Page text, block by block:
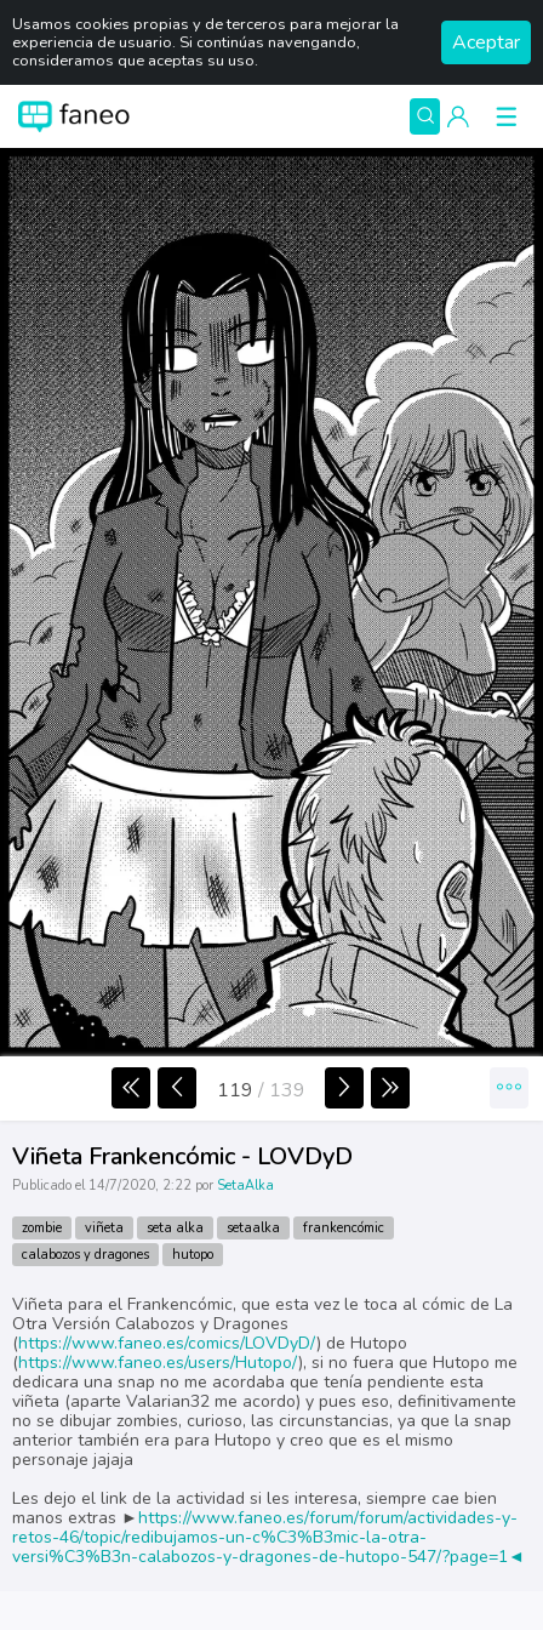
Usamos cookies propias y de terceros para mejorar la
experiencia de usuario. Si continúas navengando,
consideramos que aceptas su uso.
Aceptar
119 / 139
Viñeta Frankencómic - LOVDyD
Publicado el 14/7/2020, 2:22 por SetaAlka
zombie viñeta seta alka setaalka
frankencómic
calabozos y dragones
hutopo
Viñeta para el Frankencómic, que esta vez le toca al cómic de La
Otra Versión Calabozos y Dragones
(https://www.faneo.es/comics/LOVDyD/) de Hutopo
(https://www.faneo.es/users/Hutopo/), si no fuera que Hutopo me
dedicara una snap no me acordaba que tenía pendiente esta
viñeta (aparte Valarian32 me acordo) y pues eso, definitivamente
no se dibujar zombies, curioso, las circunstancias, ya que la snap
anterior también era para Hutopo y creo que es el mismo
personaje jajaja
Les dejo el link de la actividad si les interesa, siempre cae bien
manos extras ►https://www.faneo.es/forum/forum/actividades-y-
retos-46/topic/redibujamos-un-c%C3%B3mic-la-otra-
versi%C3%B3n-calabozos-y-dragones-de-hutopo-547/?page=1◄